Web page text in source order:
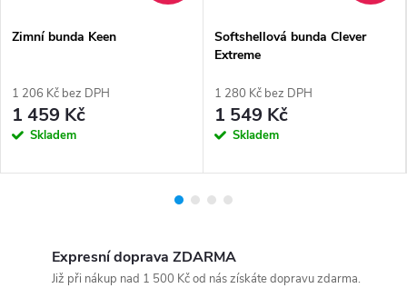
Expresní doprava ZDARMA
Již při nákup nad 1 500 Kč od nás získáte dopravu zdarma.
Zimní bunda Keen
1 206 Kč bez DPH
1 459 Kč
Skladem
Softshellová bunda Clever
Extreme
1 280 Kč bez DPH
1 549 Kč
Skladem